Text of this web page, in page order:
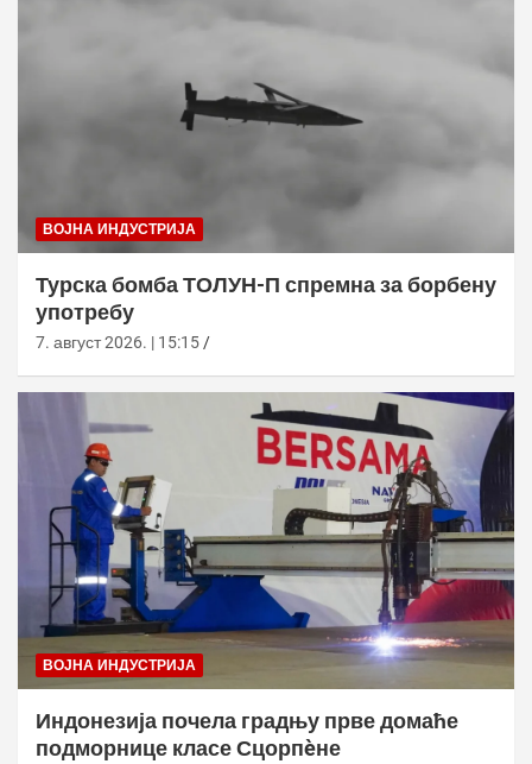
ВОЈНА ИНДУСТРИЈА
Турска бомба ТОЛУН-П спремна за борбену
употребу
7. август 2026. | 15:15
ВОЈНА ИНДУСТРИЈА
Индонезија почела градњу прве домаће
подморнице класе Сцорпèне